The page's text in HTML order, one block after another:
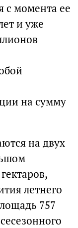
с момента ее
и уже
на сумму
на двух
летнего
757